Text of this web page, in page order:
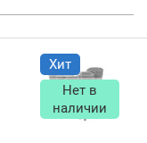
Хит
Нет в
наличии